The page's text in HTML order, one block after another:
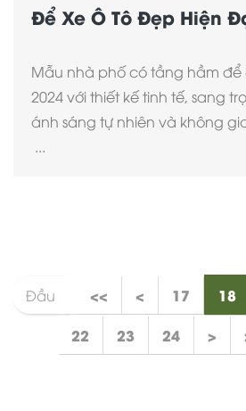
Để Xe Ô Tô Đẹp Hiện
Mẫu nhà phố có tầng hầm
2024 với thiết kế tinh tế, sang
ánh sáng tự nhiên và không
...
Đầu << < 17 18
22
23 24 >